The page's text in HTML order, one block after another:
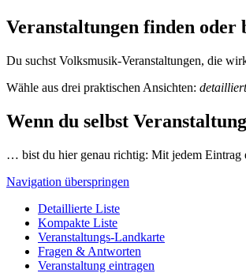
Veranstaltungen finden oder
Du suchst Volksmusik-Veranstaltungen, die
Wähle aus drei praktischen Ansichten:
Wenn du selbst
… bist du hier genau richtig: Mit jedem Eintrag
Navigation überspringen
Detaillierte Liste
Kompakte Liste
Veranstaltungs-Landkarte
Fragen & Antworten
Veranstaltung eintragen